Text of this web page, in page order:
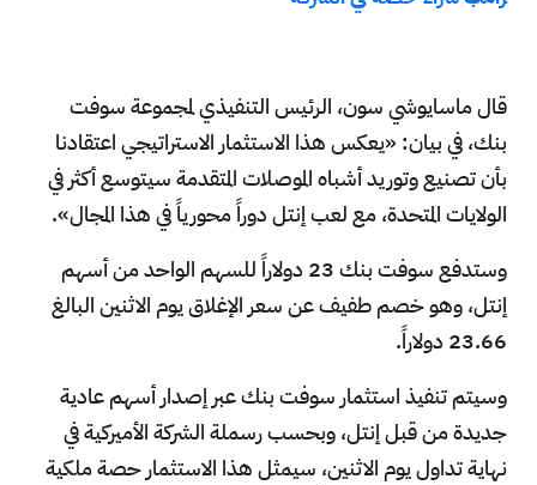
قال ماسايوشي سون، الرئيس التنفيذي لمجموعة سوفت
بنك، في بيان: «يعكس هذا الاستثمار الاستراتيجي اعتقادنا
بأن تصنيع وتوريد أشباه الموصلات المتقدمة سيتوسع أكثر في
الولايات المتحدة، مع لعب إنتل دوراً محورياً في هذا المجال».
وستدفع سوفت بنك 23 دولاراً للسهم الواحد من أسهم
إنتل، وهو خصم طفيف عن سعر الإغلاق يوم الاثنين البالغ
23.66 دولاراً.
وسيتم تنفيذ استثمار سوفت بنك عبر إصدار أسهم عادية
جديدة من قبل إنتل، وبحسب رسملة الشركة الأميركية في
نهاية تداول يوم الاثنين، سيمثل هذا الاستثمار حصة ملكية